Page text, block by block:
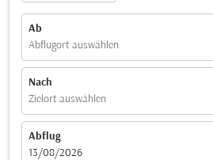
Ab
Abflugort auswählen
Nach
Zielort auswählen
Abflug
fc-booking-departure-date-aria-label
13/08/2026